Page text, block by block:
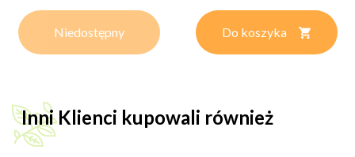
Niedostępny Do koszyka
Inni Klienci kupowali również